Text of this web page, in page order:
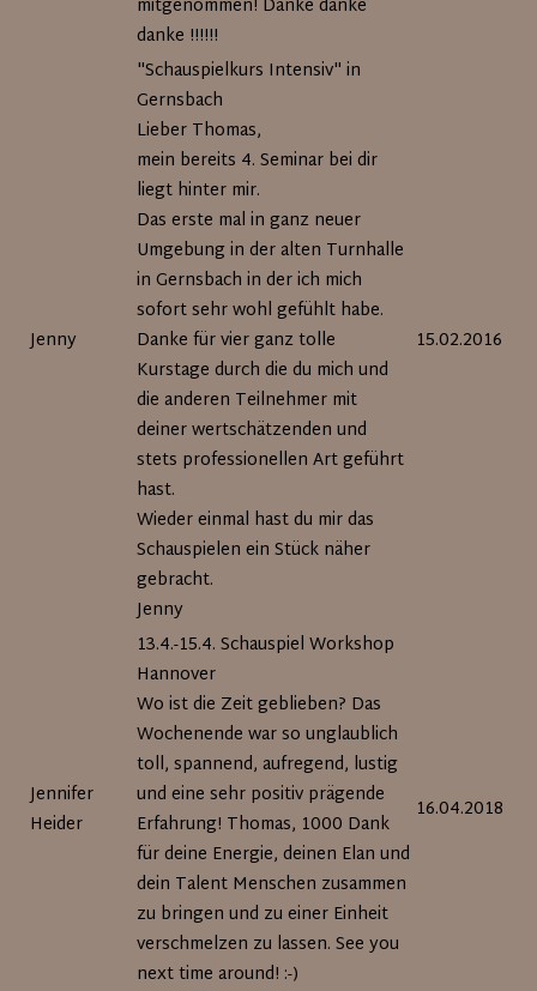
mitgenommen! Danke danke
danke !!!!!!
Jenny
"Schauspielkurs Intensiv" in
Gernsbach
Lieber Thomas,
mein bereits 4. Seminar bei dir
liegt hinter mir.
Das erste mal in ganz neuer
Umgebung in der alten Turnhalle
in Gernsbach in der ich mich
sofort sehr wohl gefühlt habe.
Danke für vier ganz tolle
Kurstage durch die du mich und
die anderen Teilnehmer mit
deiner wertschätzenden und
stets professionellen Art geführt
hast.
Wieder einmal hast du mir das
Schauspielen ein Stück näher
gebracht.
Jenny
15.02.2016
Jennifer
Heider
13.4.-15.4. Schauspiel Workshop
Hannover
Wo ist die Zeit geblieben? Das
Wochenende war so unglaublich
toll, spannend, aufregend, lustig
und eine sehr positiv prägende
Erfahrung! Thomas, 1000 Dank
für deine Energie, deinen Elan und
dein Talent Menschen zusammen
zu bringen und zu einer Einheit
verschmelzen zu lassen. See you
next time around! :-)
16.04.2018